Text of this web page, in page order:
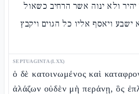
יהיר ולא ינוה אשר הרחיב כשאול
ויאסף אליו כל הגוים ויקבץ
SEPTUAGINTA (LXX)
ὁ δὲ κατοινωμένος καὶ
ἀλάζων οὐδὲν μὴ περάνῃ, ὃς